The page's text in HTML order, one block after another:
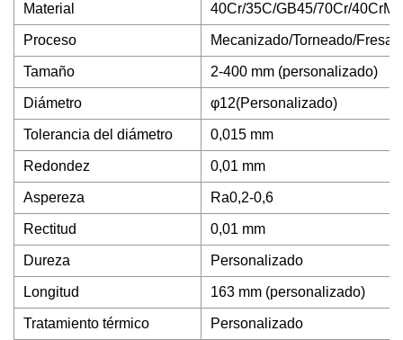
Material 40Cr/35C/GB45/70Cr/40CrMo
Proceso Mecanizado/Torneado/
Tamaño 2-400 mm (personalizado)
Diámetro φ12(Personalizado)
Tolerancia del diámetro 0,015 mm
Redondez 0,01 mm
Aspereza Ra0,2-0,6
Rectitud 0,01 mm
Dureza Personalizado
Longitud 163 mm (personalizado)
Tratamiento térmico Personalizado